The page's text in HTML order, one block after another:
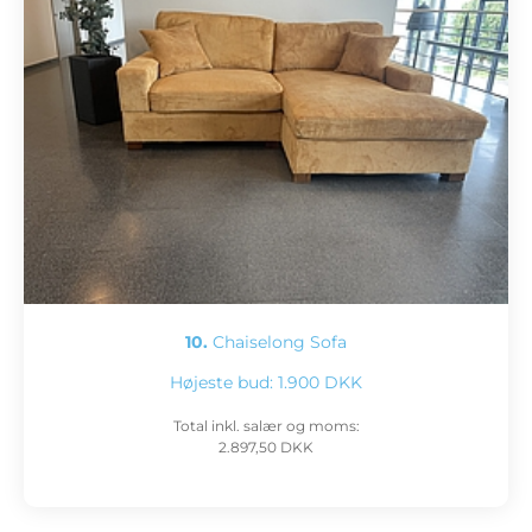
10. Chaiselong Sofa
Højeste bud: 1.900 DKK
Total inkl. salær og moms:
2.897,50 DKK